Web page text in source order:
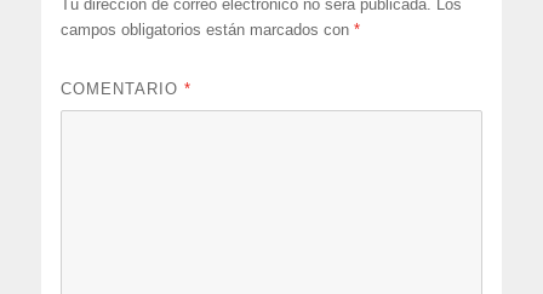
Tu dirección de correo electrónico no será publicada.
Los
campos obligatorios están marcados con*
COMENTARIO*